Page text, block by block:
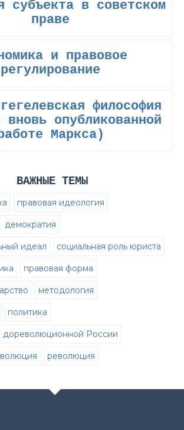
субъекта в советском
праве
и правовое
регулирование
философия
опубликованной
Маркса)
ВАЖНЫЕ ТЕМЫ
правовая идеология
демократия
идеал социальная роль юриста
правовая форма
методология
политика
дореволюционной России
революция